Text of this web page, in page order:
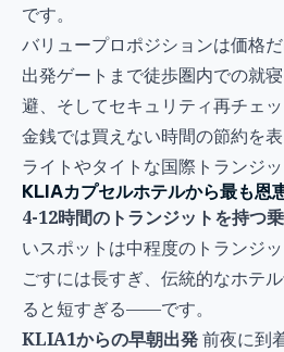
です。
バリュープロポジションは価格だ
出発ゲートまで徒歩圏内での就
避、そしてセキュリティ再チェ
金銭では買えない時間の節約を
ライトやタイトな国際トランジ
KLIAカプセルホテルから最も恩
4-12時間のトランジットを持つ
いスポットは中程度のトランジ
ごすには長すぎ、伝統的なホテ
ると短すぎる——です。
KLIA1からの早朝出発前夜に到